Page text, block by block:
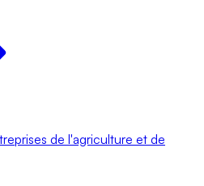
de l'agriculture et de